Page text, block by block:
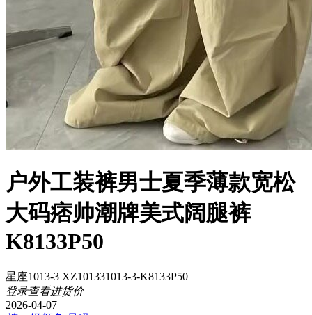
户外工装裤男士夏季薄款宽松
大码痞帅潮牌美式阔腿裤
K8133P50
星座1013-3 XZ101331013-3-K8133P50
登录查看进货价
2026-04-07